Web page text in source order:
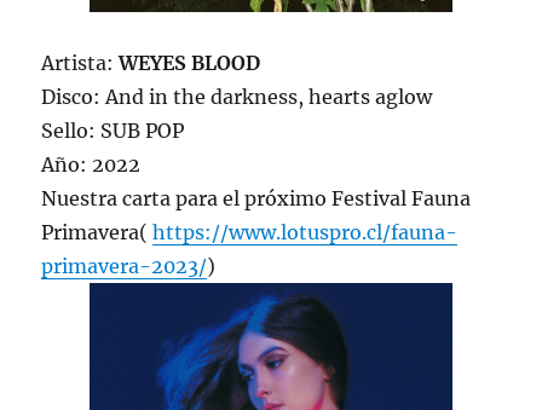
Artista:WEYES BLOOD
Disco: And in the darkness, hearts aglow
Sello: SUB POP
Año: 2022
Nuestra carta para el próximo Festival Fauna
Primavera(https://www.lotuspro.cl/fauna-
primavera-2023/)